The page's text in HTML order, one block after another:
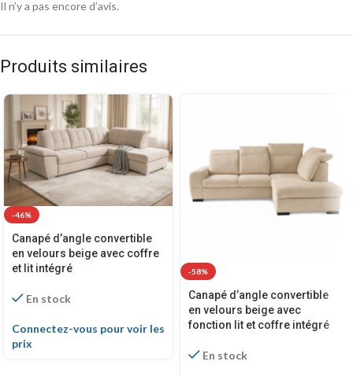
Il n’y a pas encore d’avis.
Produits similaires
-46%
Canapé d’angle convertible
en velours beige avec coffre
et lit intégré
En stock
Connectez-vous pour voir les
prix
-58%
Canapé d’angle convertible
en velours beige avec
fonction lit et coffre intégré
En stock